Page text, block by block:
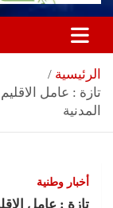
الرئيسية
تازة : عامل
المدنية
أخبار وطنية
تازة : عامل